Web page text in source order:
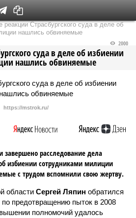
в Кирове
реакции Страсбургского суда в деле об
нашлись обвиняемые
суда в деле об избиении
нашлись обвиняемые
2000
https://mstrok.ru/
завершено расследование дела
избиении сотрудниками милиции
с трудом вспомнили свою жертву.
области Сергей Ляпин обратился
предотвращению пыток в 2008
полномочий удалось